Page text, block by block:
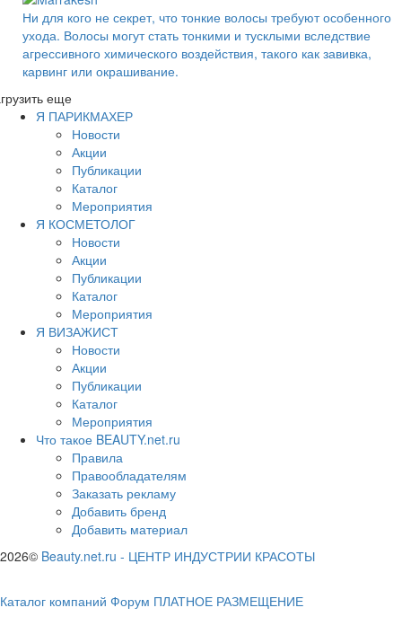
Ни для кого не секрет, что тонкие волосы требуют особенного
ухода. Волосы могут стать тонкими и тусклыми вследствие
агрессивного химического воздействия, такого как завивка,
карвинг или окрашивание.
еще
Я ПАРИКМАХЕР
Новости
Акции
Публикации
Каталог
Мероприятия
Я КОСМЕТОЛОГ
Новости
Акции
Публикации
Каталог
Мероприятия
Я ВИЗАЖИСТ
Новости
Акции
Публикации
Каталог
Мероприятия
Что такое BEAUTY.net.ru
Правила
Правообладателям
Заказать рекламу
Добавить бренд
Добавить материал
2026© Beauty.net.ru - ЦЕНТР ИНДУСТРИИ КРАСОТЫ
Каталог компаний Форум ПЛАТНОЕ РАЗМЕЩЕНИЕ